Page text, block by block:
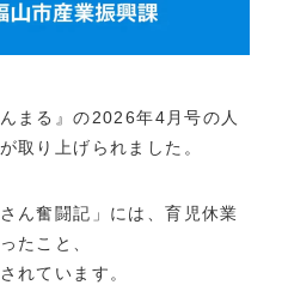
お問い合わせ
相談について
まる』の2026年4月号の人
取り上げられました。
ん奮闘記」には、育児休業
たこと、
れています。